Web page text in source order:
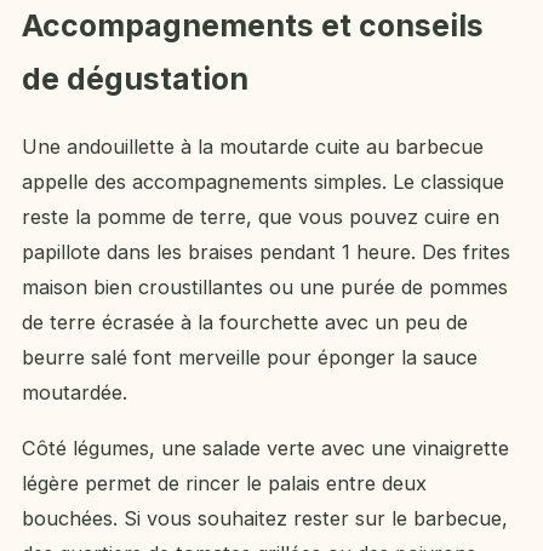
Accompagnements et conseils
de dégustation
Une andouillette à la moutarde cuite au barbecue
appelle des accompagnements simples. Le classique
reste la pomme de terre, que vous pouvez cuire en
papillote dans les braises pendant 1 heure. Des frites
maison bien croustillantes ou une purée de pommes
de terre écrasée à la fourchette avec un peu de
beurre salé font merveille pour éponger la sauce
moutardée.
Côté légumes, une salade verte avec une vinaigrette
légère permet de rincer le palais entre deux
bouchées. Si vous souhaitez rester sur le barbecue,